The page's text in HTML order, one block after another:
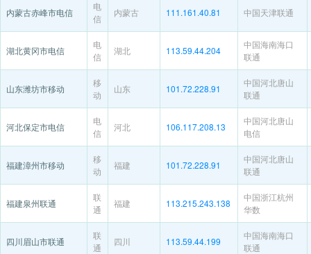
内蒙古赤峰市电信
电
信
内蒙古 111.161.40.81 中国天津联通
湖北黄冈市电信
电
信
湖北 113.59.44.204
中国海南海口
联通
山东潍坊市移动
移
动
山东 101.72.228.91
中国河北唐山
联通
河北保定市电信
电
信
河北 106.117.208.13
中国河北唐山
电信
福建漳州市移动
移
动
福建 101.72.228.91
中国河北唐山
联通
福建泉州联通
联
通
福建 113.215.243.138
中国浙江杭州
华数
四川眉山市联通
联
通
四川 113.59.44.199
中国海南海口
联通